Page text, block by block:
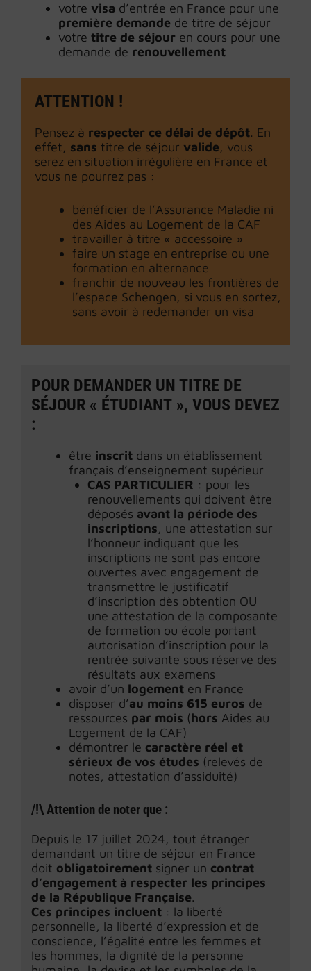
votre visa d’entrée en France pour une
première demande de titre de séjour
votre titre de séjour en cours pour une
demande de renouvellement
ATTENTION !
Pensez à respecter ce délai de dépôt. En
effet, sans titre de séjour valide, vous
serez en situation irrégulière en France et
vous ne pourrez pas :
bénéficier de l’Assurance Maladie ni
des Aides au Logement de la CAF
travailler à titre « accessoire »
faire un stage en entreprise ou une
formation en alternance
franchir de nouveau les frontières de
l’espace Schengen, si vous en sortez,
sans avoir à redemander un visa
POUR DEMANDER UN TITRE DE
SÉJOUR « ÉTUDIANT », VOUS DEVEZ
:
être inscrit dans un établissement
français d’enseignement supérieur
CAS PARTICULIER : pour les
renouvellements qui doivent être
déposés avant la période des
inscriptions, une attestation sur
l’honneur indiquant que les
inscriptions ne sont pas encore
ouvertes avec engagement de
transmettre le justificatif
d’inscription dès obtention OU
une attestation de la composante
de formation ou école portant
autorisation d’inscription pour la
rentrée suivante sous réserve des
résultats aux examens
avoir d’un logement en France
disposer d’au moins 615 euros de
ressources par mois (hors Aides au
Logement de la CAF)
démontrer le caractère réel et
sérieux de vos études (relevés de
notes, attestation d’assiduité)
/!\ Attention de noter que :
Depuis le 17 juillet 2024, tout étranger
demandant un titre de séjour en France
doit obligatoirement signer un contrat
d’engagement à respecter les principes
de la République Française.
Ces principes incluent : la liberté
personnelle, la liberté d’expression et de
conscience, l’égalité entre les femmes et
les hommes, la dignité de la personne